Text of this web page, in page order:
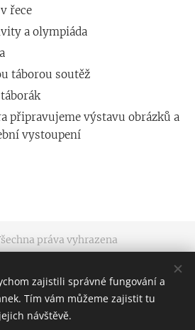
řece
a olympiáda
táborou soutěž
připravujeme výstavu obrázků a
vystoupení
práva vyhrazena
a kreslení, tel: 777 422 022
zajistili správné fungování a
Tím vám můžeme zajistit tu
návštěvě.